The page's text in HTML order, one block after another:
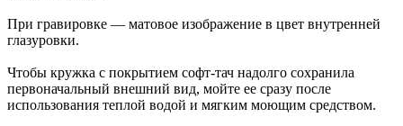
При гравировке — матовое изображение в цвет внутренней
глазуровки.
Чтобы кружка с покрытием софт-тач надолго сохранила
первоначальный внешний вид, мойте ее сразу после
использования теплой водой и мягким моющим средством.